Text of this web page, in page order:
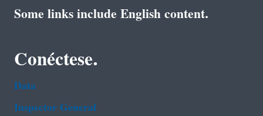
Some links include English content.
Conéctese.
Data
Inspector General